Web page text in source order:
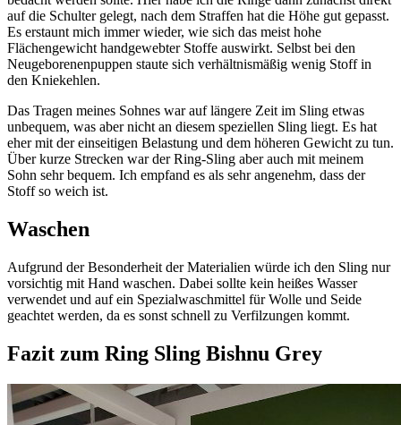
auf die Schulter gelegt, nach dem Straffen hat die Höhe gut gepasst.
Es erstaunt mich immer wieder, wie sich das meist hohe
Flächengewicht handgewebter Stoffe auswirkt. Selbst bei den
Neugeborenenpuppen staute sich verhältnismäßig wenig Stoff in
den Kniekehlen.
Das Tragen meines Sohnes war auf längere Zeit im Sling etwas
unbequem, was aber nicht an diesem speziellen Sling liegt. Es hat
eher mit der einseitigen Belastung und dem höheren Gewicht zu tun.
Über kurze Strecken war der Ring-Sling aber auch mit meinem
Sohn sehr bequem. Ich empfand es als sehr angenehm, dass der
Stoff so weich ist.
Waschen
Aufgrund der Besonderheit der Materialien würde ich den Sling nur
vorsichtig mit Hand waschen. Dabei sollte kein heißes Wasser
verwendet und auf ein Spezialwaschmittel für Wolle und Seide
geachtet werden, da es sonst schnell zu Verfilzungen kommt.
Fazit zum Ring Sling Bishnu Grey